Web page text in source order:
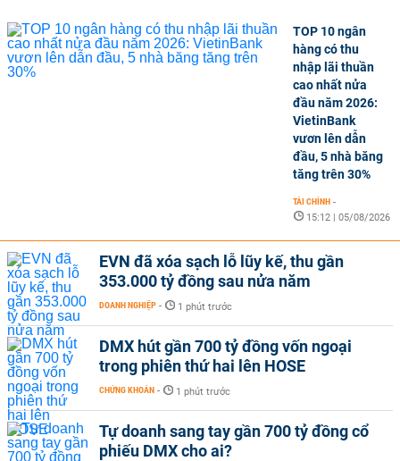
TOP 10 ngân
hàng có thu
nhập lãi thuần
cao nhất nửa
đầu năm 2026:
VietinBank
vươn lên dẫn
đầu, 5 nhà băng
tăng trên 30%
TÀI CHÍNH -
15:12 | 05/08/2026
EVN đã xóa sạch lỗ lũy kế, thu gần
353.000 tỷ đồng sau nửa năm
DOANH NGHIỆP - 1 phút trước
DMX hút gần 700 tỷ đồng vốn ngoại
trong phiên thứ hai lên HOSE
CHỨNG KHOÁN - 1 phút trước
Tự doanh sang tay gần 700 tỷ đồng cổ
phiếu DMX cho ai?